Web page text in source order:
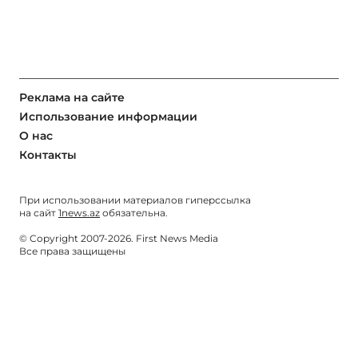
Реклама на сайте
Использование информации
О нас
Контакты
При использовании материалов гиперссылка
на сайт 1news.az обязательна.
© Copyright 2007-2026. First News Media
Все права защищены